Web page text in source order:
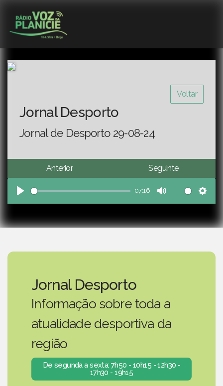
Voltar
Jornal Desporto
Jornal de Desporto 29-08-24
Anterior Seguinte
Play
07:16
Mute
Jornal Desporto
Informação sobre toda a
atualidade desportiva da
região
De segunda a sexta: 7h50 - 10h15 - 12h30 -
17h30 - 19h15